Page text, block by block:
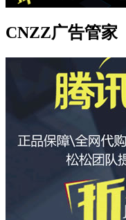
CNZZ广告管家